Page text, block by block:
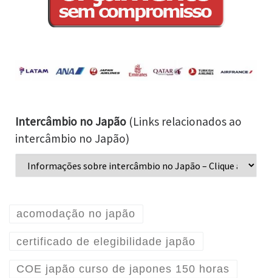
Intercâmbio no Japão (Links relacionados ao
intercâmbio no Japão)
acomodação no japão
certificado de elegibilidade japão
COE japão curso de japones 150 horas